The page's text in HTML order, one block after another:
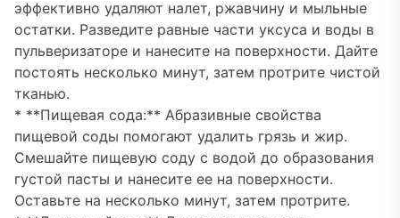
эффективно удаляют налет, ржавчину и мыльные
остатки. Разведите равные части уксуса и воды в
пульверизаторе и нанесите на поверхности. Дайте
постоять несколько минут, затем протрите чистой
тканью.
* **Пищевая сода:** Абразивные свойства
пищевой соды помогают удалить грязь и жир.
Смешайте пищевую соду с водой до образования
густой пасты и нанесите ее на поверхности.
Оставьте на несколько минут, затем протрите.